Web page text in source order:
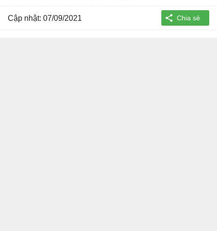
Cập nhật: 07/09/2021